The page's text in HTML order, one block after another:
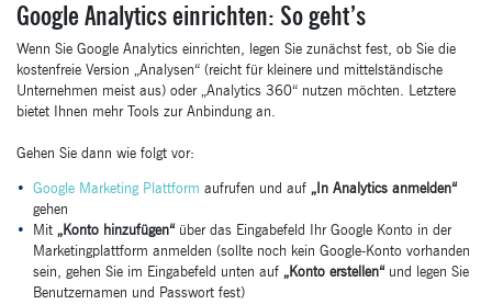
Google Analytics einrichten: So geht’s
Wenn Sie Google Analytics einrichten, legen Sie zunächst fest, ob Sie die
kostenfreie Version „Analysen“ (reicht für kleinere und mittelständische
Unternehmen meist aus) oder „Analytics 360“ nutzen möchten. Letztere
bietet Ihnen mehr Tools zur Anbindung an.
Gehen Sie dann wie folgt vor:
Google Marketing Plattform aufrufen und auf „In Analytics anmelden“
gehen
Mit „Konto hinzufügen“über das Eingabefeld Ihr Google Konto in der
Marketingplattform anmelden (sollte noch kein Google-Konto vorhanden
sein, gehen Sie im Eingabefeld unten auf„Konto erstellen“und legen Sie
Benutzernamen und Passwort fest)